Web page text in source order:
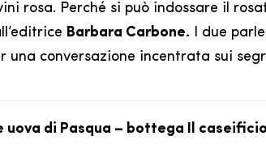
rosa. Perché si può indossare il
Barbara Carbone. I due
una conversazione incentrata sui
uova di Pasqua – bottega Il